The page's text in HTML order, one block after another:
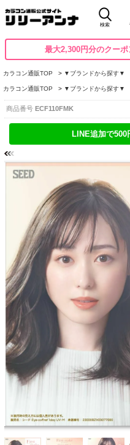
検索
最大2,300円分のクー
カラコン通販TOP ▼ブランドから探す▼
カラコン通販TOP ▼ブランドから探す▼
商品番号 ECF110FMK
LINE追加で500